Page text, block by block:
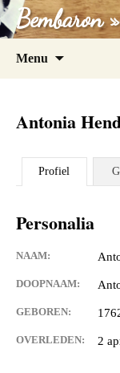
Bembaron »
Menu
Antonia
Profiel
Personalia
NAAM:
DOOPNAAM:
GEBOREN:
OVERLEDEN: 2